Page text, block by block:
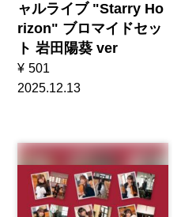
ャルライブ "Starry Ho
rizon" ブロマイドセッ
ト 岩田陽葵 ver
¥ 501
2025.12.13